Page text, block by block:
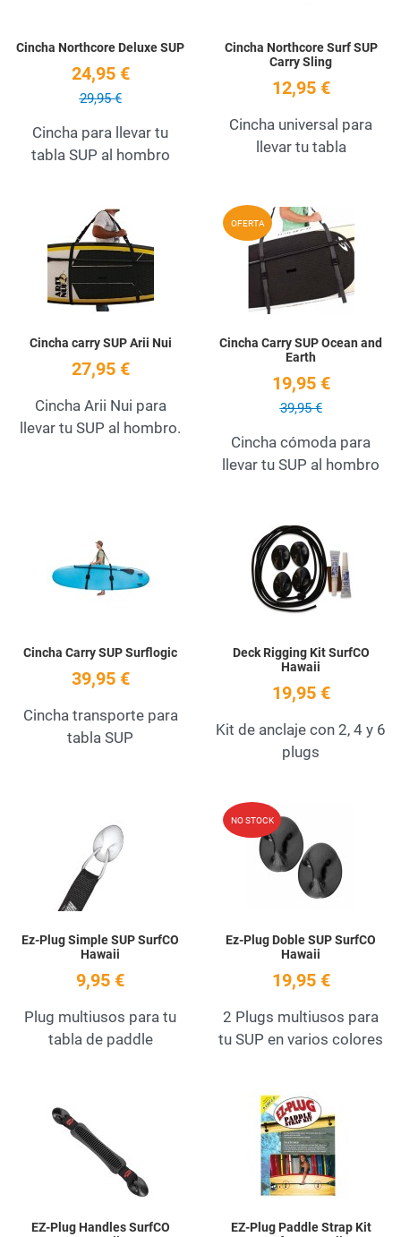
Cincha Northcore Deluxe SUP
24,95 €
29,95 €
Cincha para llevar tu
tabla SUP al hombro
Cincha Northcore Surf SUP
Carry Sling
12,95 €
Cincha universal para
llevar tu tabla
Add to Wishlist
Quick View
Cincha carry SUP Arii Nui
27,95 €
Cincha Arii Nui para
llevar tu SUP al hombro.
OFERTA
Cincha Carry SUP Ocean and
Earth
19,95 €
39,95 €
Cincha cómoda para
llevar tu SUP al hombro
Add to Wishlist
Quick View
Cincha Carry SUP Surflogic
39,95 €
Cincha transporte para
tabla SUP
Deck Rigging Kit SurfCO
Hawaii
19,95 €
Kit de anclaje con 2, 4 y 6
plugs
Add to Wishlist
Quick View
Ez-Plug Simple SUP SurfCO
Hawaii
9,95 €
Plug multiusos para tu
tabla de paddle
NO STOCK
Ez-Plug Doble SUP SurfCO
Hawaii
19,95 €
2 Plugs multiusos para
tu SUP en varios colores
Add to Wishlist
Quick View
EZ-Plug Handles SurfCO
EZ-Plug Paddle Strap Kit